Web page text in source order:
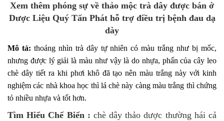
Xem thêm phóng sự về thảo mộc trà dây được bán ở
Dược Liệu Quý Tấn Phát hỗ trợ điều trị bệnh đau dạ
dày
Mô tả: thoáng nhìn trà dây tự nhiên có màu trắng như bị mốc,
nhưng được lý giải là màu như vậy là do nhựa, phấn của cây leo
chè dây tiết ra khi phơi khô đã tạo nên màu trắng này với kinh
nghiệm các nhà khoa học thì lá chè này càng màu trắng thì chứng
tỏ nhiều nhựa và tốt hơn.
Tìm Hiểu Chế Biến : chè dây thảo dược thường hái cả